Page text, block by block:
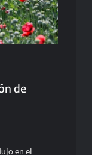
de
en el